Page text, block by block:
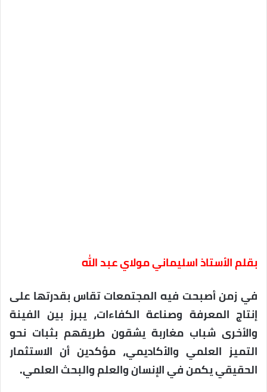
بقلم الأستاذ اسليماني مولاي عبد الله
في زمن أصبحت فيه المجتمعات تقاس بقدرتها على
إنتاج المعرفة وصناعة الكفاءات، يبرز بين الفينة
والأخرى شباب مغاربة يشقون طريقهم بثبات نحو
التميز العلمي والأكاديمي، مؤكدين أن الاستثمار
الحقيقي يكمن في الإنسان والعلم والبحث العلمي.